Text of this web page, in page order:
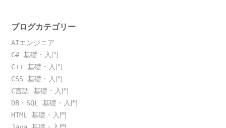
ブログカテゴリー
AIエンジニア
C# 基礎・入門
C++ 基礎・入門
CSS 基礎・入門
C言語 基礎・入門
DB・SQL 基礎・入門
HTML 基礎・入門